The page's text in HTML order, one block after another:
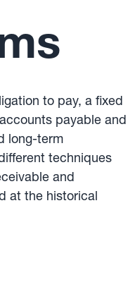
to pay, a fixed
payable and
long-term
techniques
and
at the historical